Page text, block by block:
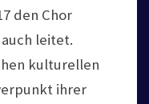
den Chor
leitet.
kulturellen
ihrer